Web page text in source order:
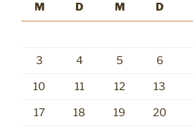
M
D M D
3 4 5 6
10 11 12 13
17 18 19 20